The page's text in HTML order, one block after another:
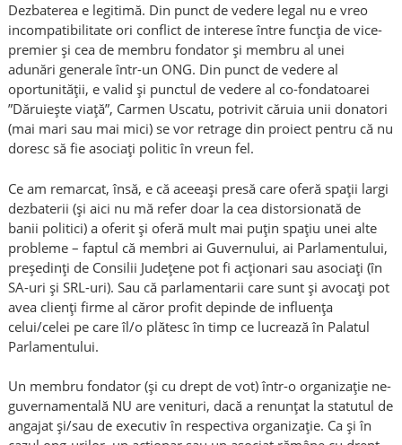
Dezbaterea e legitimă. Din punct de vedere legal nu e vreo
incompatibilitate ori conflict de interese între funcția de vice-
premier și cea de membru fondator și membru al unei
adunări generale într-un ONG. Din punct de vedere al
oportunității, e valid și punctul de vedere al co-fondatoarei
”Dăruiește viață”, Carmen Uscatu, potrivit căruia unii donatori
(mai mari sau mai mici) se vor retrage din proiect pentru că nu
doresc să fie asociați politic în vreun fel.
Ce am remarcat, însă, e că aceeași presă care oferă spații largi
dezbaterii (și aici nu mă refer doar la cea distorsionată de
banii politici) a oferit și oferă mult mai puțin spațiu unei alte
probleme – faptul că membri ai Guvernului, ai Parlamentului,
președinți de Consilii Județene pot fi acționari sau asociați (în
SA-uri și SRL-uri). Sau că parlamentarii care sunt și avocați pot
avea clienți firme al căror profit depinde de influența
celui/celei pe care îl/o plătesc în timp ce lucrează în Palatul
Parlamentului.
Un membru fondator (și cu drept de vot) într-o organizație ne-
guvernamentală NU are venituri, dacă a renunțat la statutul de
angajat și/sau de executiv în respectiva organizație. Ca și în